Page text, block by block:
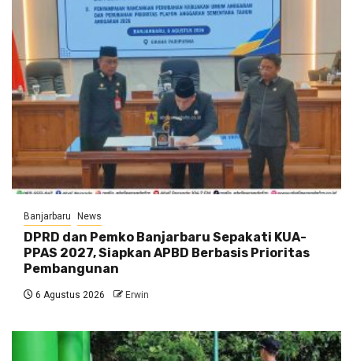
Banjarbaru News
DPRD dan Pemko Banjarbaru Sepakati KUA-
PPAS 2027, Siapkan APBD Berbasis Prioritas
Pembangunan
6 Agustus 2026 Erwin